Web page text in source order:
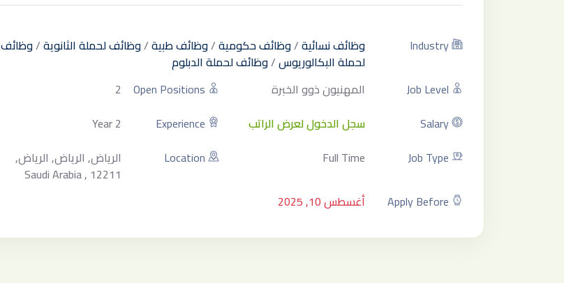
Industry وظائف نسائية/وظائف حكومية/وظائف طبية/وظائف لحملة الثانوية/وظائف
لحملة البكالوريوس/وظائف لحملة الدبلوم
Job Level
المهنيون ذوو الخبرة Open Positions
2
Salary
سجل الدخول لعرض الراتب Experience
2 Year
Job Type
Full Time
Location
الرياض, الرياض, الرياض,
Saudi Arabia , 12211
Apply Before
أغسطس 10, 2025